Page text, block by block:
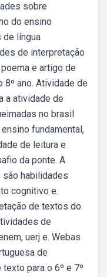
sobre
do ensino
de língua
de interpretação
e artigo de
8º ano. Atividade de
a atividade de
no brasil
fundamental,
de leitura e
da ponte. A
habilidades
cognitivo e.
de textos do
de
uerj e. Webas
de
para o 6º e 7º